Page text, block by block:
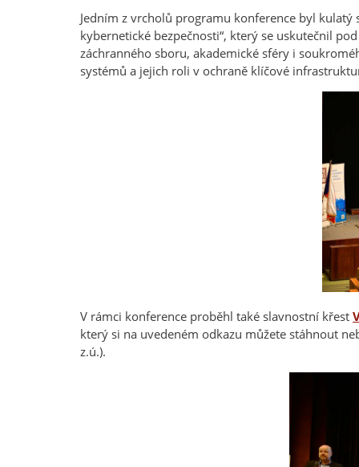
Jedním z vrcholů programu konference byl kulatý
kybernetické bezpečnosti“, který se uskutečnil
záchranného sboru, akademické sféry i
systémů a jejich roli v ochraně klíčové
V rámci konference proběhl také slavnostní křest
který si na uvedeném odkazu můžete stáhnout n
z.ú.).